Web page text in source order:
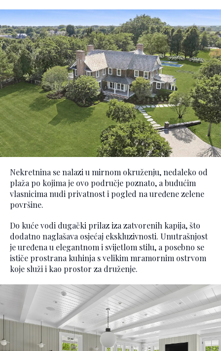
Nekretnina se nalazi u mirnom okruženju, nedaleko od
plaža po kojima je ovo područje poznato, a budućim
vlasnicima nudi privatnost i pogled na uređene zelene
površine.
Do kuće vodi dugački prilaz iza zatvorenih kapija, što
dodatno naglašava osjećaj ekskluzivnosti. Unutrašnjost
je uređena u elegantnom i svijetlom stilu, a posebno se
ističe prostrana kuhinja s velikim mramornim ostrvom
koje služi i kao prostor za druženje.